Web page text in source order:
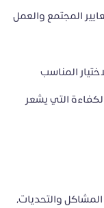
المجتمع والعمل
المناسب
التي يشعر
والتحديات،